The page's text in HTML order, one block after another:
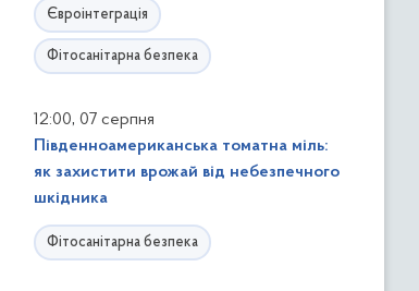
Євроінтеграція
Фітосанітарна безпека
12:00, 07 серпня
Південноамериканська томатна міль:
як захистити врожай від небезпечного
шкідника
Фітосанітарна безпека